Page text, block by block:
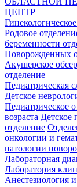
ЦЕНТР
Родовое
беременности
Новорожденных
Акушерское
отделение
Педиатрическая
Детское
Педиатрическое
возраста Детское
отделение
онкологии и
патологии
Лабораторная
Лаборатория
Анестезиология